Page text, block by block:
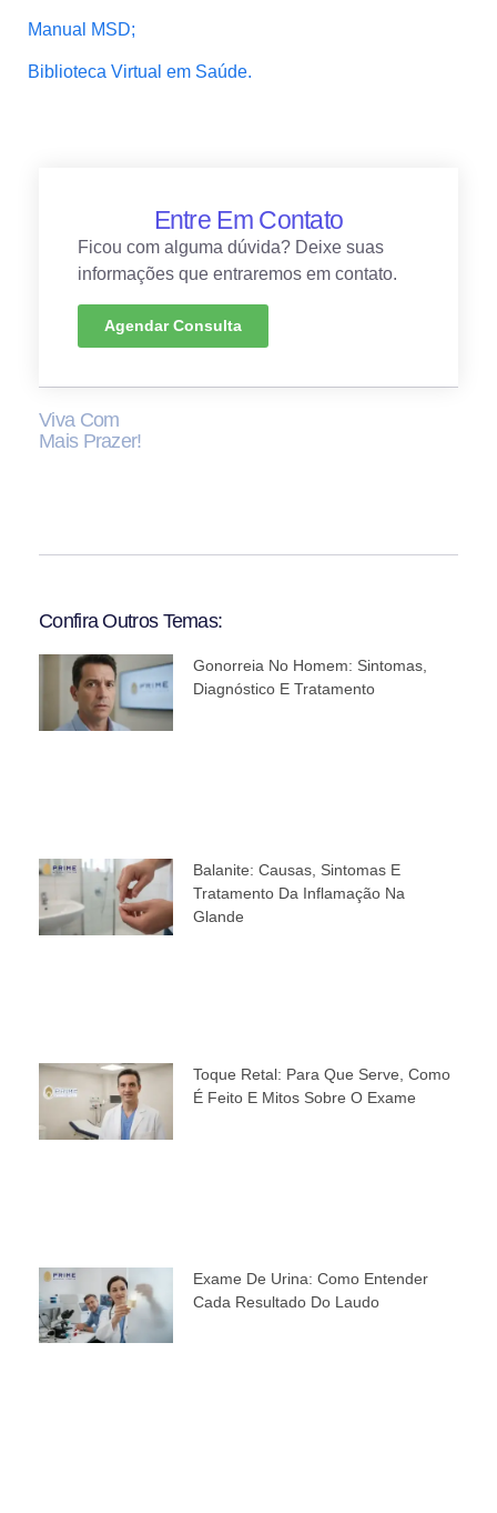
Manual MSD;
Biblioteca Virtual em Saúde.
Entre Em Contato
Ficou com alguma dúvida? Deixe suas
informações que entraremos em contato.
Agendar Consulta
Viva Com
Mais Prazer!
Confira Outros Temas:
Gonorreia No Homem: Sintomas,
Diagnóstico E Tratamento
Balanite: Causas, Sintomas E
Tratamento Da Inflamação Na
Glande
Toque Retal: Para Que Serve, Como
É Feito E Mitos Sobre O Exame
Exame De Urina: Como Entender
Cada Resultado Do Laudo